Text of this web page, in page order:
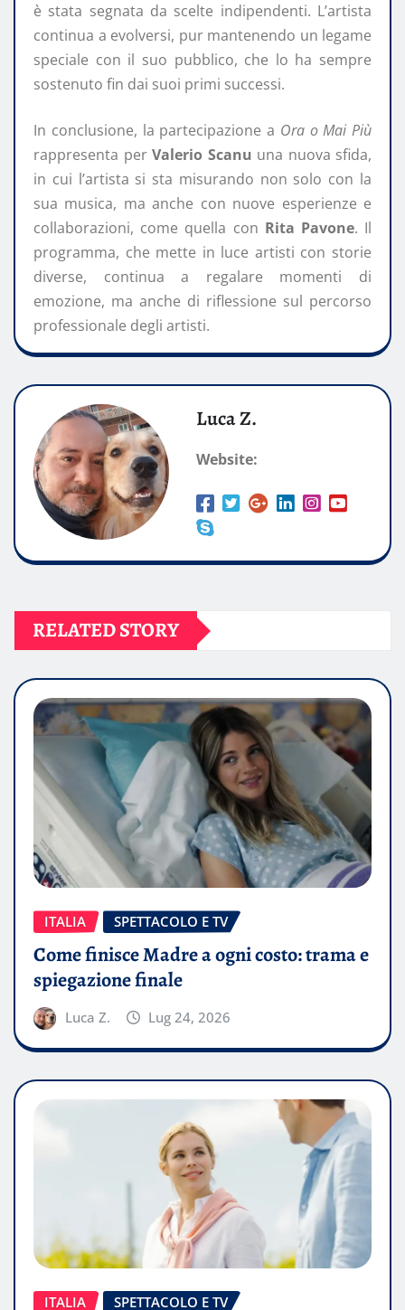
è stata segnata da scelte indipendenti. L’artista
continua a evolversi, pur mantenendo un legame
speciale con il suo pubblico, che lo ha sempre
sostenuto fin dai suoi primi successi.
In conclusione, la partecipazione a Ora o Mai Più
rappresenta per Valerio Scanu una nuova sfida,
in cui l’artista si sta misurando non solo con la
sua musica, ma anche con nuove esperienze e
collaborazioni, come quella con Rita Pavone. Il
programma, che mette in luce artisti con storie
diverse, continua a regalare momenti di
emozione, ma anche di riflessione sul percorso
professionale degli artisti.
Luca Z.
Website:
RELATED STORY
ITALIA SPETTACOLO E TV
Come finisce Madre a ogni costo: trama e
spiegazione finale
Luca Z. Lug 24, 2026
ITALIA SPETTACOLO E TV